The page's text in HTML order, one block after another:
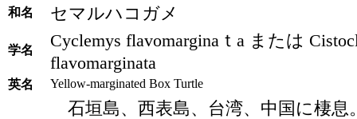
和名 セマルハコガメ
学名
Cyclemys flavomarginaｔa または
flavomarginata
英名 Yellow-marginated Box Turtle
石垣島、西表島、台湾、中国に棲息